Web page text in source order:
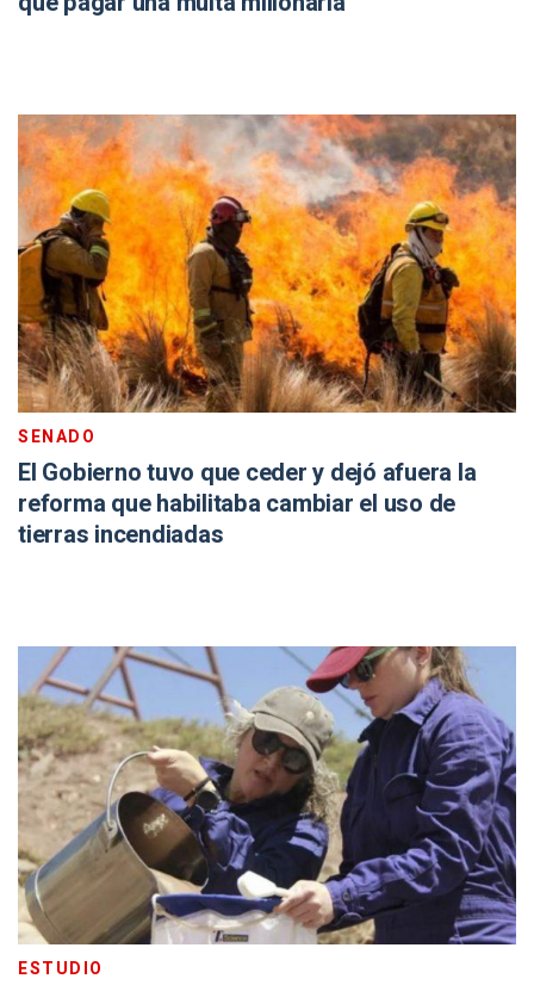
SENADO
El Gobierno tuvo que ceder y dejó afuera la
reforma que habilitaba cambiar el uso de
tierras incendiadas
ESTUDIO